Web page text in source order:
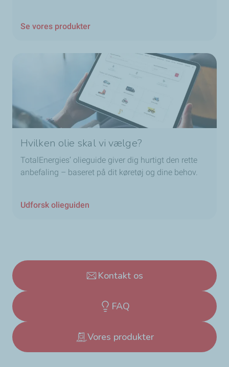
Se vores produkter
Hvilken olie skal vi vælge?
TotalEnergies’ olieguide giver dig hurtigt den rette
anbefaling – baseret på dit køretøj og dine behov.
Udforsk olieguiden
Kontakt os
FAQ
Vores produkter